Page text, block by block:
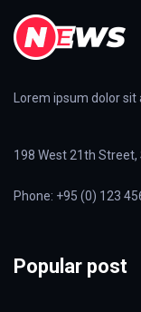
Lorem ipsum dolor sit
198 West 21th Street,
Phone: +95 (0) 123
Popular post